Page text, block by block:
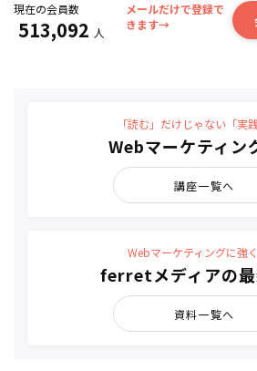
現在の会員数
513,092 人
メールだけで登録で
きます→
「読む」だけじゃない「実
Webマーケティン
講座一覧へ
Webマーケティングに強
ferretメディアの
資料一覧へ